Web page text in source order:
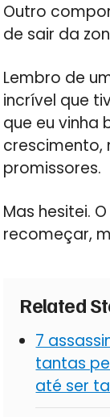
Outro
de sair da
Lembro de
incrível que
que eu vinha
crescimento,
promissores.
Mas hesitei.
recomeçar,
Related
7
tantas
até ser